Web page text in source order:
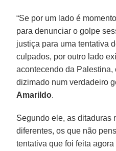
“Se por um lado é
para denunciar o golpe
justiça para uma tentativa
culpados, por outro lado
acontecendo da
dizimado num verdadeiro
Amarildo.
Segundo ele, as ditaduras
diferentes, os que não
tentativa que foi feita